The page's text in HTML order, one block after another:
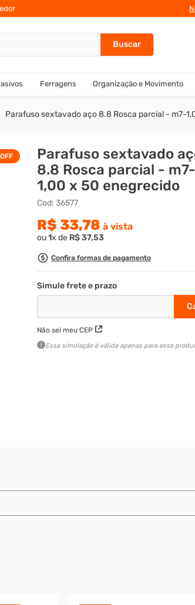
Ferragens Organização e Movimento
Parafuso sextavado aço 8.8 Rosca parcial - m7-
Parafuso sextavado
8.8 Rosca parcial -
1,00 x 50 enegrecido
Cod:36577
R$ 33,78 à vista
ou1x de R$37,53
Confira formas de pagamento
Não sei meu CEP
Essa simulação é válida apenas para esse